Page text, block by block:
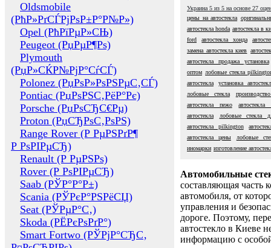
Oldsmobile
(РћР»РґСЃРјРѕР±Р°Р№Р»)
Opel (РћРїРµР»СЊ)
Peugeot (РџРµР¶Рѕ)
Plymouth
(РџР»СЌР№РјР°СѓСЃ)
Polonez (РџРѕР»РѕРЅРµС‚СЃ)
Pontiac (РџРѕРЅС‚РёР°Рє)
Porsche (РџРѕСЂС€Рµ)
Proton (РџСЂРѕС‚РѕРЅ)
Range Rover (Р РµРЅРґР¶
Р РѕРІРµСЂ)
Renault (Р РµРЅРѕ)
Rover (Р РѕРІРµСЂ)
Saab (РЎР°Р°Р±)
Scania (РЎРєР°РЅРёСЏ)
Seat (РЎРµР°С‚)
Skoda (РЁРєРѕРґР°)
Smart Fortwo (РЎРјР°СЂС‚
Украина 5 из 5 на основе 27
цены на автостекла
автостекла honda автостекла в
ford
автостекла хонда
замена автостекла киев
автостекла продажа установка
оптом лобовые стекла
автостекла
установка
лобовые стекла
автостекла пежо
автостекла
автостекла
лобовые стекла
автостекла pilkington
автостекла цены
лобовые
иномарки изготовление
Автомобильные
составляющая часть
автомобиля, от
управления и
дороге. Поэтому,
автостекло в Киеве
информацию с